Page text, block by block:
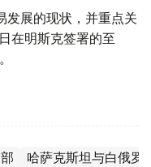
发展的现状，并重点关
在明斯克签署的至
哈萨克斯坦与白俄罗